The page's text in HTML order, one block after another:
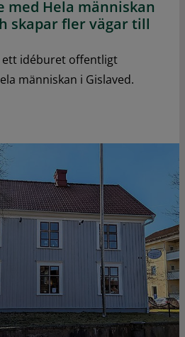
med Hela människan
skapar fler vägar till
idéburet offentligt
människan i Gislaved.